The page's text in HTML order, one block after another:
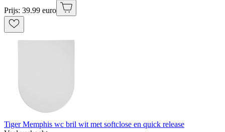
Prijs: 39.99 euro
Tiger Memphis wc bril wit met softclose en quick release